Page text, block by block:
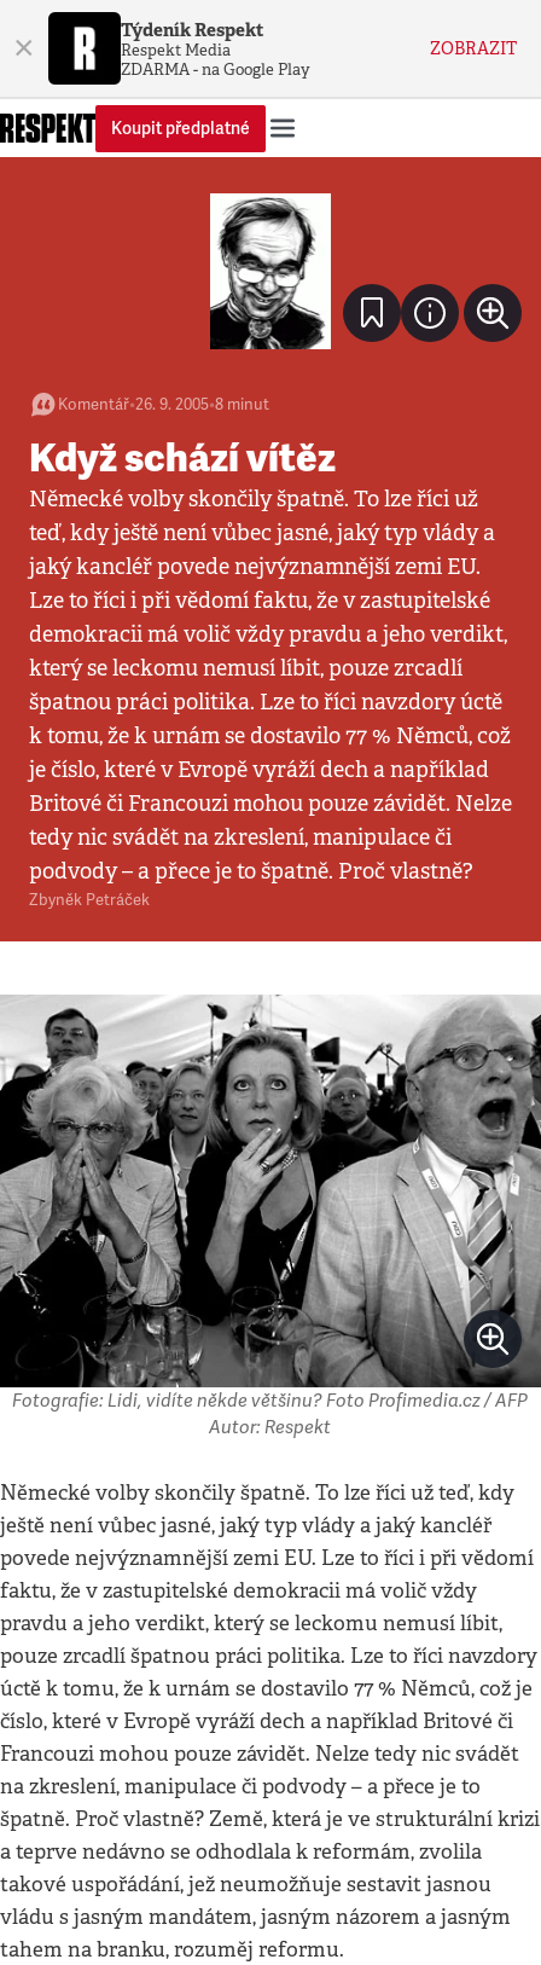
× Týdeník Respekt
Respekt Media
ZDARMA - na Google Play
ZOBRAZIT
Koupit předplatné
Komentář•26. 9. 2005•8 minut
Když schází vítěz
Německé volby skončily špatně. To lze říci už
teď, kdy ještě není vůbec jasné, jaký typ vlády a
jaký kancléř povede nejvýznamnější zemi EU.
Lze to říci i při vědomí faktu, že v zastupitelské
demokracii má volič vždy pravdu a jeho verdikt,
který se leckomu nemusí líbit, pouze zrcadlí
špatnou práci politika. Lze to říci navzdory úctě
k tomu, že k urnám se dostavilo 77 % Němců, což
je číslo, které v Evropě vyráží dech a například
Britové či Francouzi mohou pouze závidět. Nelze
tedy nic svádět na zkreslení, manipulace či
podvody – a přece je to špatně. Proč vlastně?
Zbyněk Petráček
Fotografie: Lidi, vidíte někde většinu? Foto Profimedia.cz / AFP
Autor: Respekt
Německé volby skončily špatně. To lze říci už teď, kdy
ještě není vůbec jasné, jaký typ vlády a jaký kancléř
povede nejvýznamnější zemi EU. Lze to říci i při vědomí
faktu, že v zastupitelské demokracii má volič vždy
pravdu a jeho verdikt, který se leckomu nemusí líbit,
pouze zrcadlí špatnou práci politika. Lze to říci navzdory
úctě k tomu, že k urnám se dostavilo 77 % Němců, což je
číslo, které v Evropě vyráží dech a například Britové či
Francouzi mohou pouze závidět. Nelze tedy nic svádět
na zkreslení, manipulace či podvody – a přece je to
špatně. Proč vlastně? Země, která je ve strukturální krizi
a teprve nedávno se odhodlala k reformám, zvolila
takové uspořádání, jež neumožňuje sestavit jasnou
vládu s jasným mandátem, jasným názorem a jasným
tahem na branku, rozuměj reformu.